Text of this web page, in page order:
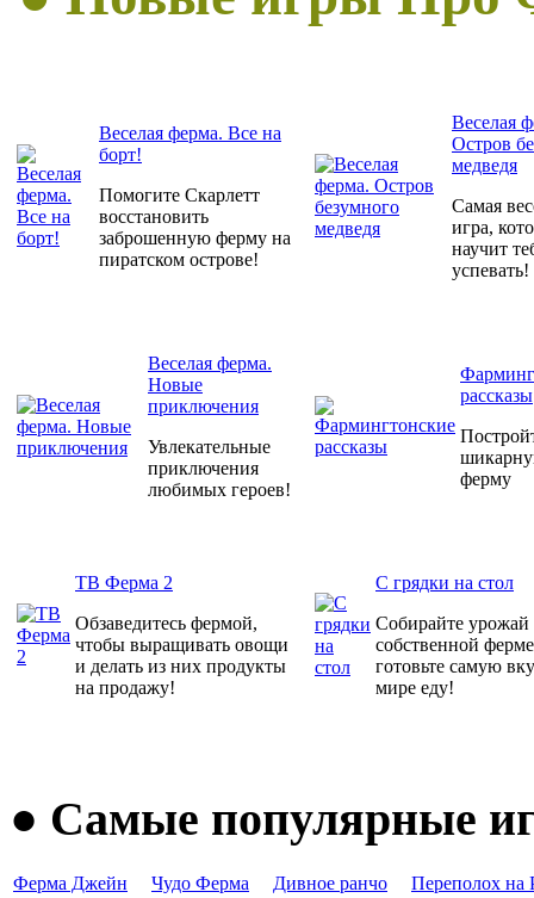
Веселая ферма. Все на
борт!
Помогите Скарлетт
восстановить
заброшенную ферму на
пиратском острове!
Веселая
Остров
медведя
Самая
игра,
научит
успевать!
Веселая ферма.
Новые
приключения
Увлекательные
приключения
любимых героев!
рассказы
ферму
ТВ Ферма 2
Обзаведитесь фермой,
чтобы выращивать овощи
и делать из них продукты
на продажу!
С грядки на стол
Собирайте урожай
собственной
готовьте самую
мире еду!
● Самые популярные
Ферма Джейн Чудо Ферма Дивное ранчо Переполох на